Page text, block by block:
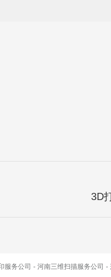
3D
务公司 - 河南三维扫描服务公司 -